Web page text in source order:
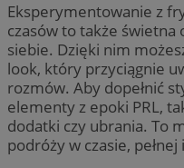
Eksperymentowanie z
czasów to także świetna
siebie. Dzięki nim
look, który przyciągnie
rozmów. Aby dopełnić
elementy z epoki PRL,
dodatki czy ubrania. To
podróży w czasie,